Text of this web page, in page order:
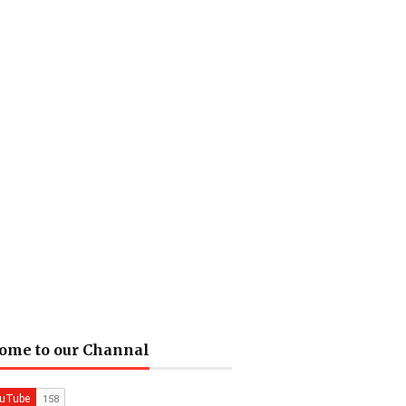
to our Channal